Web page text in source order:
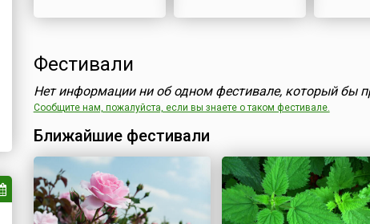
Фестивали
Нет информации ни об одном фестивале, который бы
Сообщите нам, пожалуйста, если вы знаете о таком фестивале.
Ближайшие фестивали